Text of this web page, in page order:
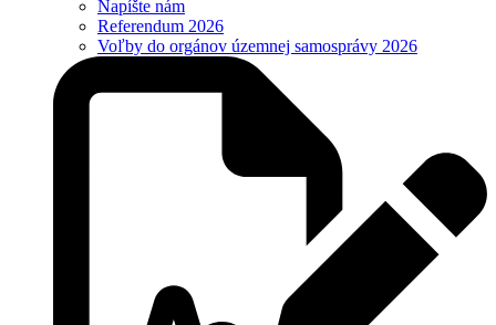
Napíšte nám
Referendum 2026
Voľby do orgánov územnej samosprávy 2026